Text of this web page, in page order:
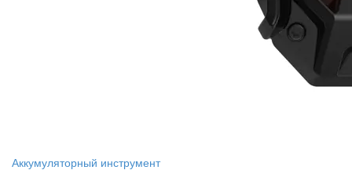
Аккумуляторный инструмент